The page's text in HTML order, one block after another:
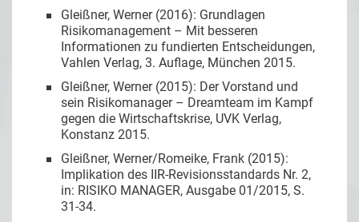
Gleißner, Werner (2016): Grundlagen
Risikomanagement – Mit besseren
Informationen zu fundierten Entscheidungen,
Vahlen Verlag, 3. Auflage, München 2015.
Gleißner, Werner (2015): Der Vorstand und
sein Risikomanager – Dreamteam im Kampf
gegen die Wirtschaftskrise, UVK Verlag,
Konstanz 2015.
Gleißner, Werner/Romeike, Frank (2015):
Implikation des IIR-Revisionsstandards Nr. 2,
in: RISIKO MANAGER, Ausgabe 01/2015, S.
31-34.